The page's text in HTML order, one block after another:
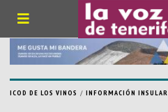
ICOD DE LOS VINOS / INFORMACIÓN INSULAR